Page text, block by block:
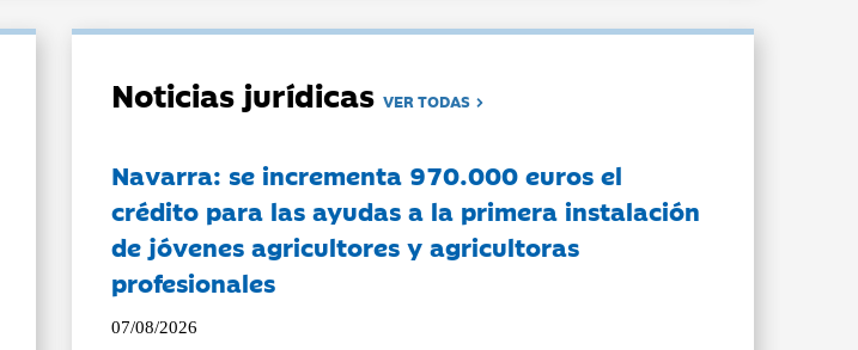
Noticias jurídicasVER TODAS
Navarra: se incrementa 970.000 euros el
crédito para las ayudas a la primera instalación
de jóvenes agricultores y agricultoras
profesionales
07/08/2026